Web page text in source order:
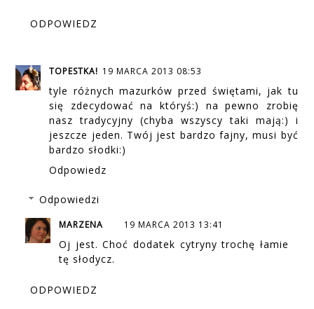
ODPOWIEDZ
TOPESTKA! 19 MARCA 2013 08:53
tyle różnych mazurków przed świętami, jak tu
się zdecydować na któryś:) na pewno zrobię
nasz tradycyjny (chyba wszyscy taki mają:) i
jeszcze jeden. Twój jest bardzo fajny, musi być
bardzo słodki:)
Odpowiedz
Odpowiedzi
MARZENA 19 MARCA 2013 13:41
Oj jest. Choć dodatek cytryny trochę łamie
tę słodycz.
ODPOWIEDZ